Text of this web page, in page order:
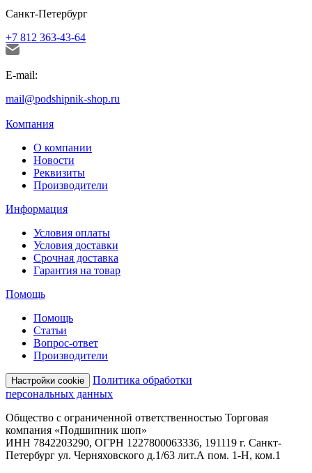
Санкт-Петербург
+7 812 363-43-64
E-mail:
mail@podshipnik-shop.ru
Компания
О компании
Новости
Реквизиты
Производители
Информация
Условия оплаты
Условия доставки
Срочная доставка
Гарантия на товар
Помощь
Помощь
Статьи
Вопрос-ответ
Производители
Настройки cookie
Политика обработки
персональных данных
Общество с ограниченной ответственностью Торговая
компания «Подшипник шоп»
ИНН 7842203290, ОГРН 1227800063336, 191119 г. Санкт-
Петербург ул. Черняховского д.1/63 лит.А пом. 1-Н, ком.1